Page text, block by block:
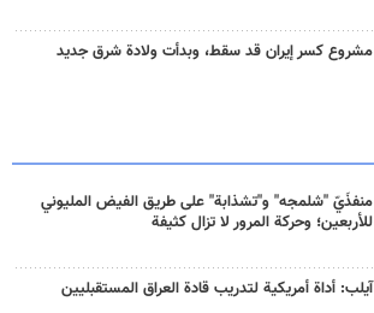
مشروع كسر إيران قد سقط، وبدأت ولادة شرق جديد
منفذَيّ "شلمجه" و"تشذابة" على طريق الفيض المليوني
للأربعين؛ وحركة المرور لا تزال كثيفة
آيلب: أداة أمريكية لتدريب قادة العراق المستقبليين